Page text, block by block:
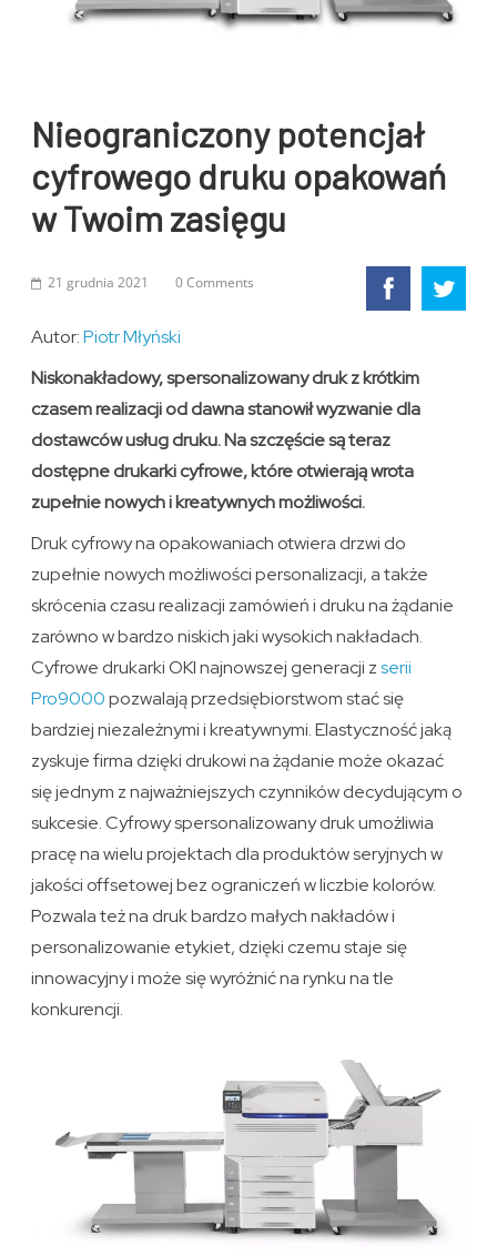
Nieograniczony potencjał
cyfrowego druku opakowań
w Twoim zasięgu
21 grudnia 2021 0 Comments
Autor:Piotr Młyński
Niskonakładowy, spersonalizowany druk z krótkim
czasem realizacji od dawna stanowił wyzwanie dla
dostawców usług druku. Na szczęście są teraz
dostępne drukarki cyfrowe, które otwierają wrota
zupełnie nowych i kreatywnych możliwości.
Druk cyfrowy na opakowaniach otwiera drzwi do
zupełnie nowych możliwości personalizacji, a także
skrócenia czasu realizacji zamówień i druku na żądanie
zarówno w bardzo niskich jaki wysokich nakładach.
Cyfrowe drukarki OKI najnowszej generacji zserii
Pro9000pozwalają przedsiębiorstwom stać się
bardziej niezależnymi i kreatywnymi. Elastyczność jaką
zyskuje firma dzięki drukowi na żądanie może okazać
się jednym z najważniejszych czynników decydującym o
sukcesie. Cyfrowy spersonalizowany druk umożliwia
pracę na wielu projektach dla produktów seryjnych w
jakości offsetowej bez ograniczeń w liczbie kolorów.
Pozwala też na druk bardzo małych nakładów i
personalizowanie etykiet, dzięki czemu staje się
innowacyjny i może się wyróżnić na rynku na tle
konkurencji.